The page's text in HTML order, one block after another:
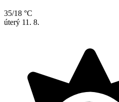
35/18 °C
úterý 11. 8.